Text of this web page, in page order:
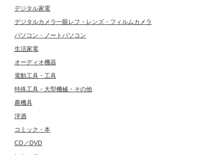
デジタル家電
デジタルカメラ一眼レフ・レンズ・フィルムカメラ
パソコン・ノートパソコン
生活家電
オーディオ機器
電動工具・工具
特殊工具・大型機械・その他
農機具
洋酒
コミック・本
CD／DVD